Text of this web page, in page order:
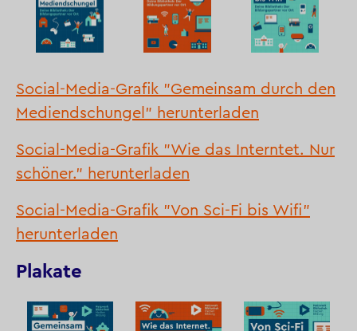
Social-Media-Grafik "Gemeinsam durch den
Mediendschungel" herunterladen
Social-Media-Grafik "Wie das Interntet. Nur
schöner." herunterladen
Social-Media-Grafik "Von Sci-Fi bis Wifi"
herunterladen
Plakate